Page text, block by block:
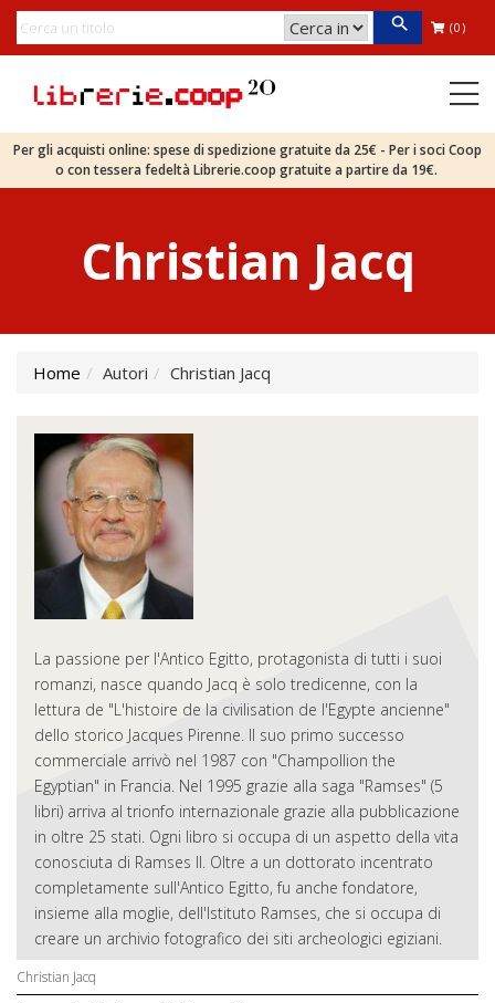
(0)
Per gli acquisti online: spese di spedizione gratuite da 25€ - Per i soci Coop
o con tessera fedeltà Librerie.coop gratuite a partire da 19€.
Christian Jacq
Home Autori Christian Jacq
La passione per l'Antico Egitto, protagonista di tutti i suoi
romanzi, nasce quando Jacq è solo tredicenne, con la
lettura de "L'histoire de la civilisation de l'Egypte ancienne"
dello storico Jacques Pirenne. Il suo primo successo
commerciale arrivò nel 1987 con "Champollion the
Egyptian" in Francia. Nel 1995 grazie alla saga "Ramses" (5
libri) arriva al trionfo internazionale grazie alla pubblicazione
in oltre 25 stati. Ogni libro si occupa di un aspetto della vita
conosciuta di Ramses II. Oltre a un dottorato incentrato
completamente sull'Antico Egitto, fu anche fondatore,
insieme alla moglie, dell'Istituto Ramses, che si occupa di
creare un archivio fotografico dei siti archeologici egiziani.
Christian Jacq